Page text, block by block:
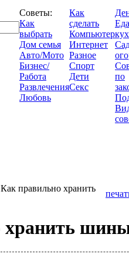
Советы:
Как
выбрать
Дом семья
Авто/Мото
Бизнес/
Работа
Развлечения
Любовь
Как
сделать
Компьютер
Интернет
Разное
Спорт
Дети
Секс
по
правильно хранить
хранить